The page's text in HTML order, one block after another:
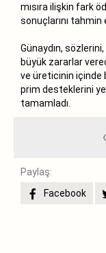
mısıra ilişkin fark
sonuçlarını
Günaydın,
büyük zararlar
ve üreticinin içinde
prim desteklerini
tamamladı.
Paylaş:
Facebook